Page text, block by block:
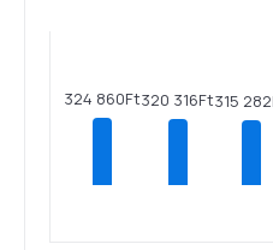
324 860Ft320 316Ft315